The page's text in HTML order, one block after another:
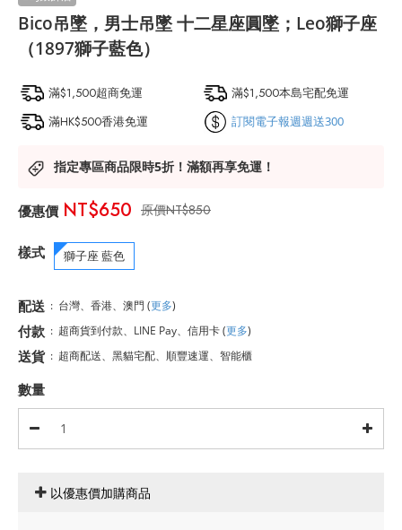
Bico吊墜，男士吊墜 十二星座圓墜；Leo獅子座
（1897獅子藍色）
滿$1,500超商免運
滿$1,500本島宅配免運
滿HK$500香港免運
訂閱電子報週週送300
指定專區商品限時5折！滿額再享免運！
NT$850
NT$650
樣式 獅子座 藍色
配送 : 台灣、香港、澳門 (更多)
付款 : 超商貨到付款、LINE Pay、信用卡(更多)
送貨 : 超商配送、黑貓宅配、順豐速運、智能櫃
數量
以優惠價加購商品